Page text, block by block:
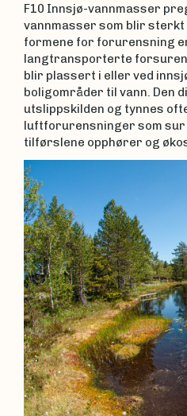
F10 Innsjø-vannmasser
vannmasser som blir
formene for forurensning
langtransporterte
blir plassert i eller ved
boligområder til vann. Den
utslippskilden og tynnes
luftforurensninger som sur
tilførslene opphører og